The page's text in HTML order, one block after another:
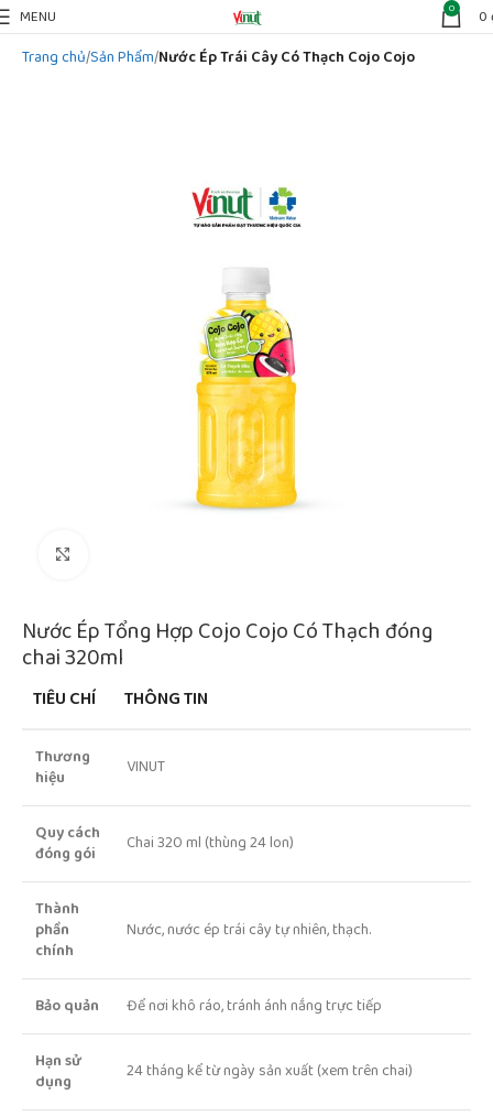
MENU 0 0
Trang chủ Sản Phẩm Nước Ép Trái Cây Có Thạch Cojo Cojo
Nước Ép Tổng Hợp Cojo Cojo Có Thạch đóng
chai 320ml
TIÊU CHÍ THÔNG TIN
Thương
hiệu
VINUT
Quy cách
đóng gói
Chai 320 ml (thùng 24 lon)
Thành
phần
chính
Nước, nước ép trái cây tự nhiên, thạch.
Bảo quản Để nơi khô ráo, tránh ánh nắng trực tiếp
Hạn sử
dụng
24 tháng kể từ ngày sản xuất (xem trên chai)